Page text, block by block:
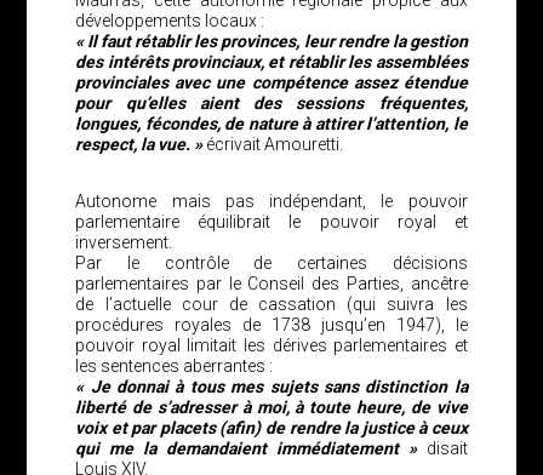
développements locaux :
« Il faut rétablir les provinces, leur rendre la gestion
des intérêts provinciaux, et rétablir les assemblées
provinciales avec une compétence assez étendue
pour qu’elles aient des sessions fréquentes,
longues, fécondes, de nature à attirer l’attention, le
respect, la vue. »écrivait Amouretti.
Autonome mais pas indépendant, le pouvoir
parlementaire équilibrait le pouvoir royal et
inversement.
Par le contrôle de certaines décisions
parlementaires par le Conseil des Parties, ancêtre
de l’actuelle cour de cassation (qui suivra les
procédures royales de 1738 jusqu’en 1947), le
pouvoir royal limitait les dérives parlementaires et
les sentences aberrantes :
« Je donnai à tous mes sujets sans distinction la
liberté de s’adresser à moi, à toute heure, de vive
voix et par placets (afin) de rendre la justice à ceux
qui me la demandaient immédiatement »disait
Louis XIV.